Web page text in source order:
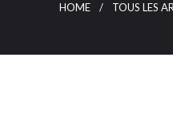
HOME TOUS LES
Lieux